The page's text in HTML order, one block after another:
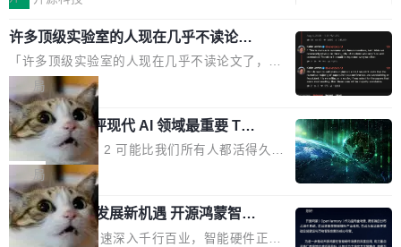
段回答。仅此而已。 这当然有用，但总觉得差点
意思。比如我在一个后台管理系统里，需要填50
个表单字段，每个字段还有联动逻辑；比如我
想...
规范，结合服务器级元件、完善供电线材与内置
实时LCD监控屏，可充分满足当下高阶PC主机
的严苛使用需求。 澎湃功率，紧凑机身 钛金雕1
600PG5 AI TOP具备强悍输出功率，同时实现
机身尺寸大幅精简。整机长度仅16厘米，属于同
功率段机身尺寸十分紧凑的1600W电源产品。小
巧机身有效提升市面主流标准A...
复合增长率达5.44%,预计2032年将突破120亿美
元。数字广告与公共关系相关服务市场更是从20
25年的8463亿美元扩张至2026年的8763亿美
元。数字的背后是一个清晰的事实——品牌对专
业化营销服务的需求从未如此迫切。 但市场扩容
的同时,服务商的竞争逻辑正在改变。2026年Top
Agency年度合辑的观察指出,“产品”这个离消费
者最近的载体,在整个品牌营销层面的权重显著变
高了。全域营销服务商的竞争正在从规模转向深
度,案例厚度、全域覆盖、多线协同...
许多顶级实验室的人现在几乎不读论文
了
「许多顶级实验室的人现在几乎不读论文了，而
且他们认为 ICLR/ICML/NeurIPS 充斥着大量过
度宣传和欺诈。」 OpenAI 研究员 Keller Jorda
n 这条推文引发了广泛讨论。他不是在说风凉
话，他是说出了一个圈内人尽皆知但很少公开捅
破的事实。 Jordan 随后补充了一句软化声明：
「我不认为这些会议上大部分论文都在过度宣传
或造假。问题是，作为读者，如果你筛选出那些
看起来最令人兴奋的论文，那它们大部分都是过
局
xAI 前工程师评现代 AI 领域最重要 Top
3 开源项目
Flash Attention 2 可能比我们所有人都活得久。
这句话不是来自某个技术博客，而是出自 Hieu
Pham 的一条推文。Hieu Pham 是谁？他是 xAI
的早期工程师之一，在 Grok 训练基础设施团队
工作过。近日他在 X 上发了一条帖子，列出了他
局
共商智能硬件发展新机遇 开源鸿蒙智能
硬件开发者日杭州站即将举行
随着万物智联加速深入千行百业，智能硬件正从